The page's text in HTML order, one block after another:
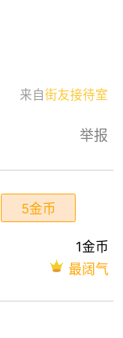
来自街友接待室
举报
5金币
1金币
最阔气